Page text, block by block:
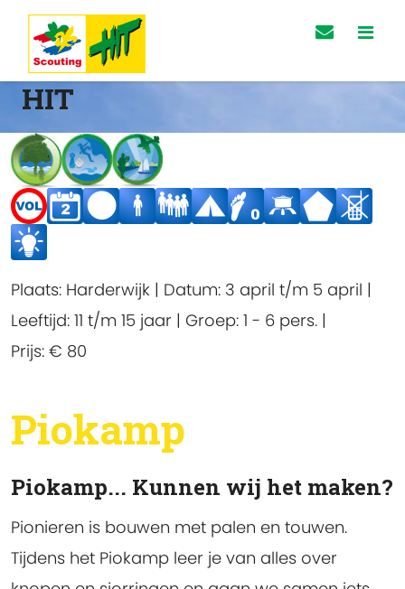
HIT
Plaats: Harderwijk | Datum: 3 april t/m 5 april |
Leeftijd: 11 t/m 15 jaar | Groep: 1 - 6 pers. |
Prijs: € 80
Piokamp
Piokamp... Kunnen wij het maken?
Pionieren is bouwen met palen en touwen.
Tijdens het Piokamp leer je van alles over